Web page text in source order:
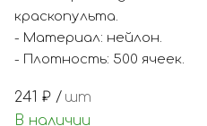
краскопульта.
- Материал: нейлон.
- Плотность: 500 ячеек.
241 ₽ / шт
В наличии